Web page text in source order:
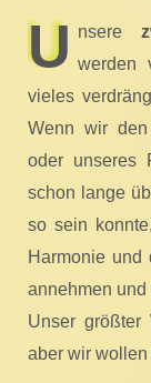
U nsere
werden
vieles
Wenn wir
oder unseres
schon lange
so sein
Harmonie und
annehmen
Unser größter
aber wir